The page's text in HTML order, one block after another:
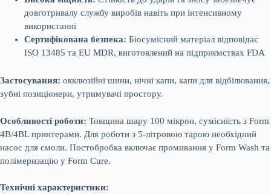
довготривалу службу виробів навіть при інтенсивному
використанні
Сертифікована безпека: Біосумісний матеріал відповідає
ISO 13485 та EU MDR, виготовлений на підприємствах FDA
Застосування: окклюзійні шини, нічні капи, капи для відбілювання,
зубні позиціонери, утримувачі простору.
Особливості роботи: Товщина шару 100 мікрон, сумісність з Form
4B/4BL принтерами. Для роботи з 5-літровою тарою необхідний
насос для смоли. Постобробка включає промивання у Form Wash та
полімеризацію у Form Cure.
Технічні характеристики: